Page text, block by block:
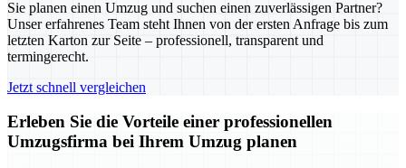
Sie planen einen Umzug und suchen einen zuverlässigen Partner?
Unser erfahrenes Team steht Ihnen von der ersten Anfrage bis zum
letzten Karton zur Seite – professionell, transparent und
termingerecht.
Jetzt schnell vergleichen
Erleben Sie die Vorteile einer professionellen
Umzugsfirma bei Ihrem Umzug planen